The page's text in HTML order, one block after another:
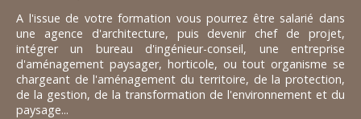
A l'issue de votre formation vous pourrez être salarié dans
une agence d'architecture, puis devenir chef de projet,
intégrer un bureau d'ingénieur-conseil, une entreprise
d'aménagement paysager, horticole, ou tout organisme se
chargeant de l'aménagement du territoire, de la protection,
de la gestion, de la transformation de l'environnement et du
paysage...